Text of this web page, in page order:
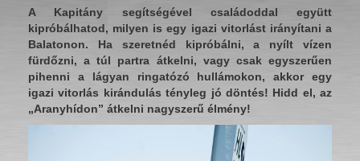
A Kapitány segítségével családoddal együtt
kipróbálhatod, milyen is egy igazi vitorlást irányítani a
Balatonon. Ha szeretnéd kipróbálni, a nyílt vízen
fürdőzni, a túl partra átkelni, vagy csak egyszerűen
pihenni a lágyan ringatózó hullámokon, akkor egy
igazi vitorlás kirándulás tényleg jó döntés! Hidd el, az
„Aranyhídon” átkelni nagyszerű élmény!